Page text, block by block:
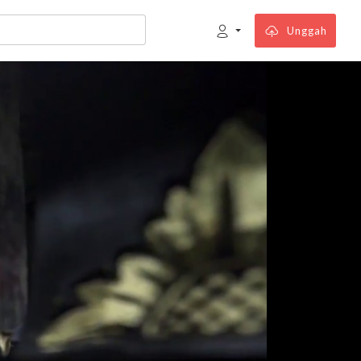
Unggah